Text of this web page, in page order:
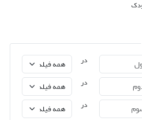
در
در
در